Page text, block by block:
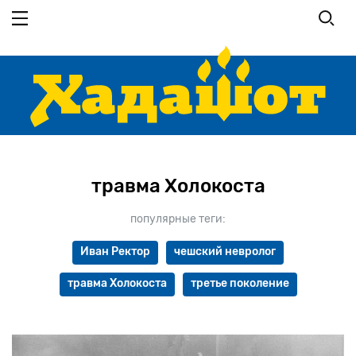
основному
травма Холокоста
популярные теги:
Иван Ректор чешский невролог
травма Холокоста третье поколение